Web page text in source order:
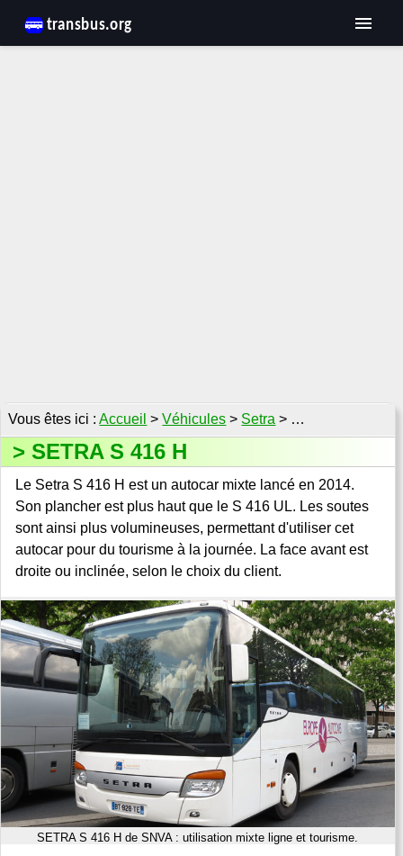
Accueil >Véhicules > Setra > …
SETRA S 416 H
Le Setra S 416 H est un autocar mixte lancé en 2014.
Son plancher est plus haut que le S 416 UL. Les soutes
sont ainsi plus volumineuses, permettant d'utiliser cet
autocar pour du tourisme à la journée. La face avant est
droite ou inclinée, selon le choix du client.
SETRA S 416 H de SNVA : utilisation mixte ligne et tourisme.